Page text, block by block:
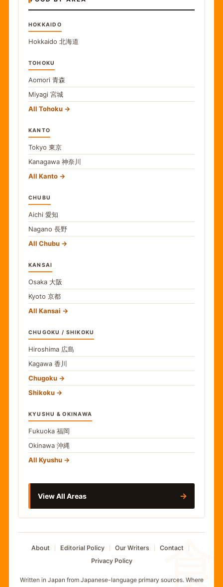
食
HOKKAIDO
Hokkaido 北海道
TOHOKU
Aomori 青森
Miyagi 宮城
All Tohoku
KANTO
Tokyo 東京
Kanagawa 神奈川
All Kanto
CHUBU
Aichi 愛知
Nagano 長野
All Chubu
KANSAI
Osaka 大阪
Kyoto 京都
All Kansai
CHUGOKU / SHIKOKU
Hiroshima 広島
Kagawa 香川
Chugoku
Shikoku
KYUSHU & OKINAWA
Fukuoka 福岡
Okinawa 沖縄
All Kyushu
View All Areas →
About Editorial Policy Our Writers
Contact
Privacy Policy
Written in Japan from Japanese-language primary sources. Where